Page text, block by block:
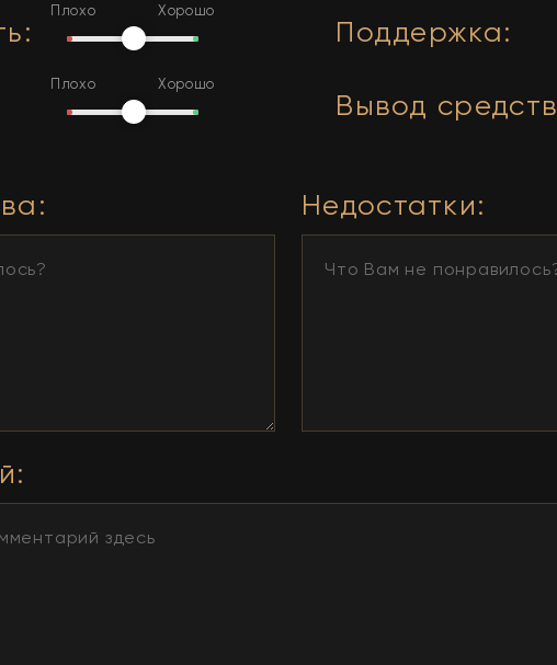
:
Плохо Хорошо
Поддержка:
Плохо Хорошо
Вывод средств
: Недостатки:
: